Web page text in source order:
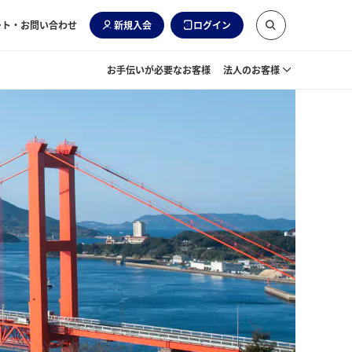
・お問い合わせ 新規入会 ログイン
お手伝いが必要なお客様 法人のお客様